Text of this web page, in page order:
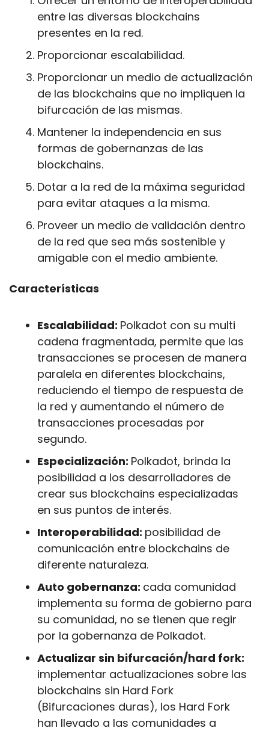
entre las diversas blockchains
presentes en la red.
Proporcionar escalabilidad.
Proporcionar un medio de actualización
de las blockchains que no impliquen la
bifurcación de las mismas.
Mantener la independencia en sus
formas de gobernanzas de las
blockchains.
Dotar a la red de la máxima seguridad
para evitar ataques a la misma.
Proveer un medio de validación dentro
de la red que sea más sostenible y
amigable con el medio ambiente.
Características
Escalabilidad: Polkadot con su multi
cadena fragmentada, permite que las
transacciones se procesen de manera
paralela en diferentes blockchains,
reduciendo el tiempo de respuesta de
la red y aumentando el número de
transacciones procesadas por
segundo.
Especialización: Polkadot, brinda la
posibilidad a los desarrolladores de
crear sus blockchains especializadas
en sus puntos de interés.
Interoperabilidad: posibilidad de
comunicación entre blockchains de
diferente naturaleza.
Auto gobernanza: cada comunidad
implementa su forma de gobierno para
su comunidad, no se tienen que regir
por la gobernanza de Polkadot.
implementar actualizaciones sobre las
blockchains sin Hard Fork
(Bifurcaciones duras), los Hard Fork
han llevado a las comunidades a